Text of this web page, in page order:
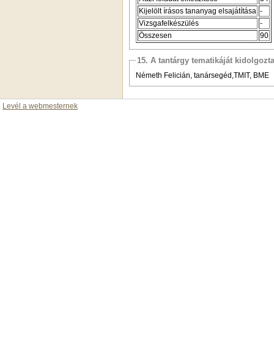
Kijelölt írásos tananyag elsajátítása -
Vizsgafelkészülés
-
Összesen
90
15. A tantárgy tematikáját kidolgozta
Németh Felicián, tanársegéd,TMIT, BME
Levél a webmesternek